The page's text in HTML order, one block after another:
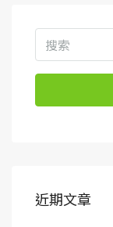
近期文章